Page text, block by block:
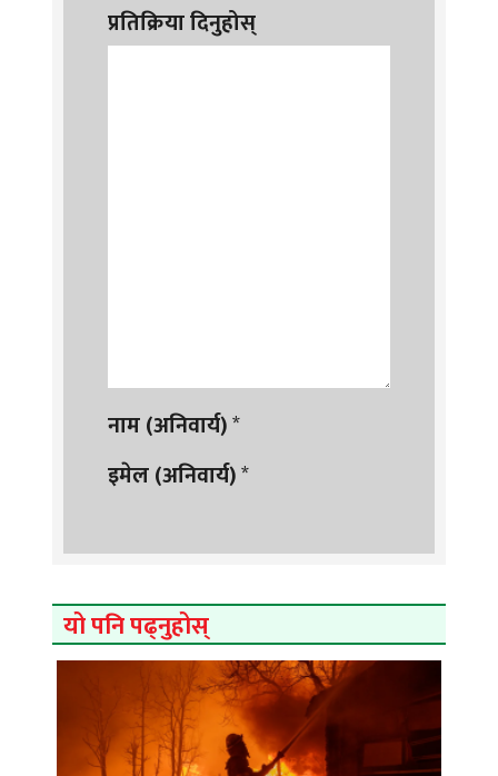
प्रतिक्रिया दिनुहोस्
नाम (अनिवार्य)*
इमेल (अनिवार्य)*
यो पनि पढ्नुहोस्